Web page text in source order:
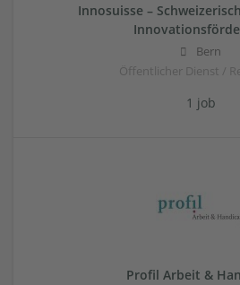
Innosuisse –
Bern
Öffentlicher Dienst /
1 job
Profil Arbeit &